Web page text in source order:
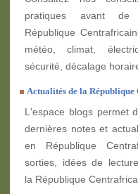
pratiques avant
République
météo, climat,
sécurité, décalage
Actualités de la
L'espace blogs permet
dernières notes et
en République
sorties, idées de
la République